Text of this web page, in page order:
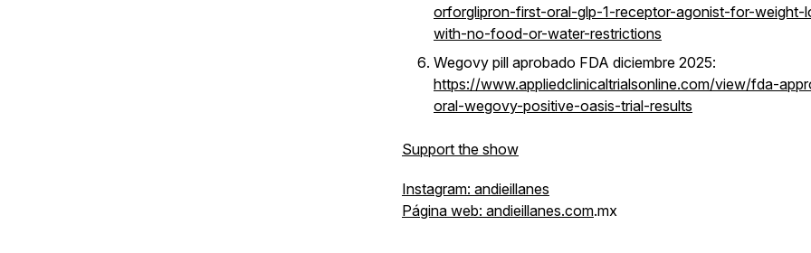
orforglipron-first-oral-glp-1-receptor-agonist-for-weight-
with-no-food-or-water-restrictions
Wegovy pill aprobado FDA diciembre 2025:
https://www.appliedclinicaltrialsonline.com/view/fda-
oral-wegovy-positive-oasis-trial-results
Support the show
Instagram: andieillanes
Página web: andieillanes.com.mx